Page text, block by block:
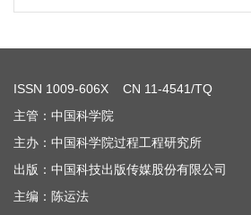
ISSN 1009-606X CN 11-4541/TQ
主管：中国科学院
主办：中国科学院过程工程研究所
出版：中国科技出版传媒股份有限公司
主编：陈运法